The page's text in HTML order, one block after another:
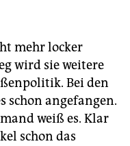
mehr locker
wird sie weitere
Bei den
schon angefangen.
weiß es. Klar
schon das